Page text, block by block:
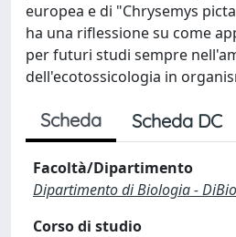
europea e di "Chrysemys
ha una riflessione su come
per futuri studi sempre
dell'ecotossicologia in
Scheda Scheda DC
Facoltà/Dipartimento
Dipartimento di Biologia - DiBio
Corso di studio